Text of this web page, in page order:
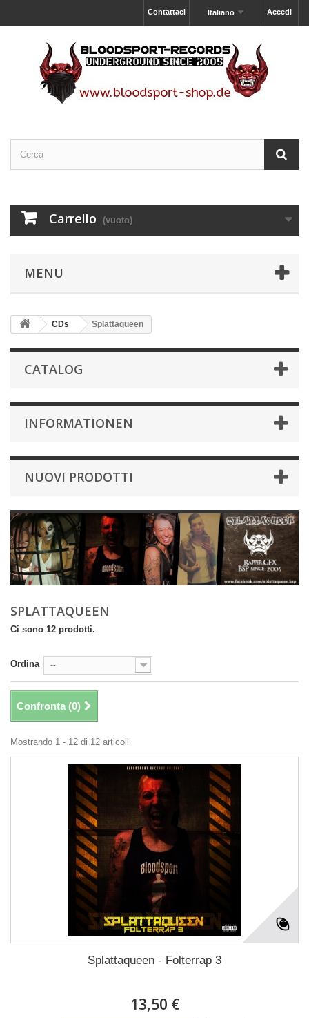
Accedi
Italiano
Contattaci
Carrello (vuoto)
MENU
CDs Splattaqueen
CATALOG
INFORMATIONEN
NUOVI PRODOTTI
SPLATTAQUEEN
Ci sono 12 prodotti.
Ordina --
Confronta (0)
Mostrando 1 - 12 di 12 articoli
Splattaqueen - Folterrap 3
13,50 €